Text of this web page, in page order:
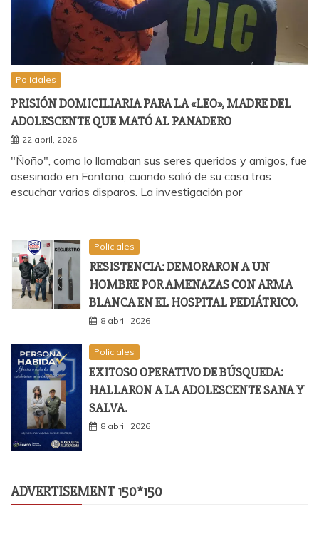
Policiales
PRISIÓN DOMICILIARIA PARA LA «LEO», MADRE DEL
ADOLESCENTE QUE MATÓ AL PANADERO
22 abril, 2026
"Ñoño", como lo llamaban sus seres queridos y amigos, fue
asesinado en Fontana, cuando salió de su casa tras
escuchar varios disparos. La investigación por
Policiales
RESISTENCIA: DEMORARON A UN
HOMBRE POR AMENAZAS CON ARMA
BLANCA EN EL HOSPITAL PEDIÁTRICO.
8 abril, 2026
Policiales
EXITOSO OPERATIVO DE BÚSQUEDA:
HALLARON A LA ADOLESCENTE SANA Y
SALVA.
8 abril, 2026
ADVERTISEMENT 150*150